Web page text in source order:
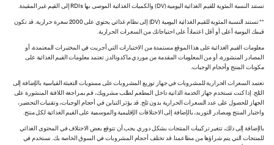
تستند النسبة المئوية للقيم الغذائية اليومية (DV) والكميات الغذائية الموصى بها RDIs إلى القيم غير المقيدة.
** تستند النسبة المئوية للقيم الغذائية اليومية (DV) إلى نظام غذائي يحتوي على 2000 سعرة حرارية. قد تكون
قيمك اليومية أعلى أو أقل اعتماداً على احتياجاتك من السعرات الحرارية.
معلومات القيم الغذائية على هذا الموقع مستمدة من الاختبارات التي أجريت في المختبرات المعتمدة، أو
المصادر المنشورة، أو من المعلومات المقدمة من موردي ماكدونالدز. تعتمد معلومات القيم الغذائية على
مكونات المنتج وأحجام الوجبات.
تعتمد السعرات الحرارية للمشروبات في جهاز توزيع المشروبات على مستويات التعبئة القياسية بالإضافة إلى
الثلج. إذا كنت تستخدم جهاز الخدمة الذاتية داخل المطعم لطلب مشروبك، قم بمراجعة اللافتة المنشورة على
الجهاز للحصول على عدد السعرات الحرارية بدون ثلج. قد يؤثر التباين في أحجام الوجبات، وتقنيات التحضير،
واختبار المنتج ومصادر التوريد، بالإضافة إلى الاختلافات الإقليمية والموسمية على القيم الغذائية لكل منتج.
بالإضافة إلى ذلك، تتغير تركيبات المنتجات بشكل دوري. يجب أن تتوقع بعض الاختلاف في المحتوى الغذائي
للمنتجات التي يتم شراؤها من مطاعمنا. قد تختلف أحجام المشروبات في السوق الخاصة بك. نستخدم في